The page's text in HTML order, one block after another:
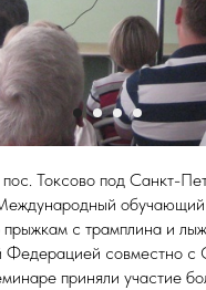
Токсово под Санкт-
с трамплина и
Федерацией совместно с
приняли участие